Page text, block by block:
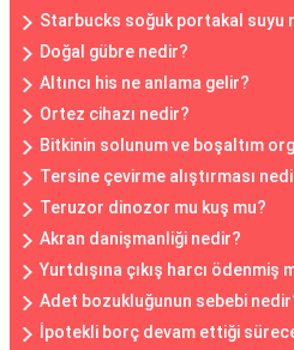
Starbucks soğuk portakal suyu
Doğal gübre nedir?
Altıncı his ne anlama gelir?
Ortez cihazı nedir?
Bitkinin solunum ve boşaltım
Tersine çevirme alıştırması
Teruzor dinozor mu kuş mu?
Akran danişmanliği nedir?
Yurtdışına çıkış harcı ödenmiş
Adet bozukluğunun sebebi
İpotekli borç devam ettiği